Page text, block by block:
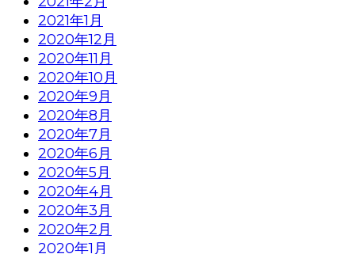
2021年1月
2020年12月
2020年11月
2020年10月
2020年9月
2020年8月
2020年7月
2020年6月
2020年5月
2020年4月
2020年3月
2020年2月
2020年1月